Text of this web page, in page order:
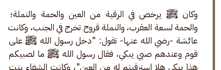
وكان ﷺ يرخص في الرقية من العين والحمة والنملة؛
والحمة لسعة العقرب، والنملة قروح تخرج في الجنب، وكانت
عائشة -رضي الله عنها- تقول: "دخل رسول الله ﷺ على
قوم وعندهم صبي يبكي، فقال رسول الله ﷺ ما لصبيكم
هذا يبكي هلا استرقيتم له من العين"، وكانت الشفاء بنت